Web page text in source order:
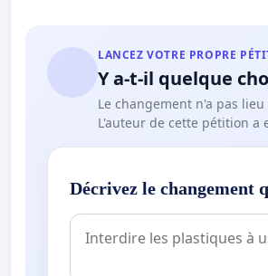
LANCEZ VOTRE PROPRE
Y a-t-il quelque
Le changement n'a pas
L'auteur de cette pétition a
Décrivez le changement